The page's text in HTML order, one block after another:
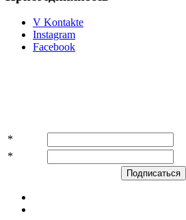
V Kontakte
Instagram
Facebook
*
*